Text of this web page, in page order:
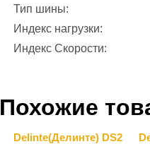
Тип шины:
Индекс нагрузки:
Индекс Скорости:
Похожие
Delinte(Делинте) DS2